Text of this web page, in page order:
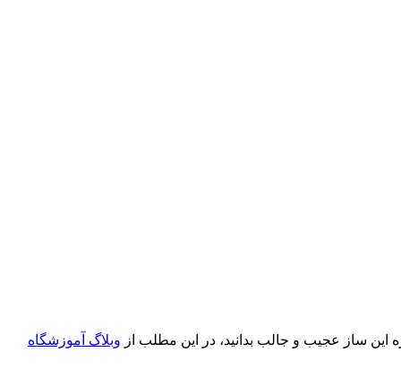
این ساز عجیب و جالب بدانید، در این مطلب از وبلاگ آموزشگاه